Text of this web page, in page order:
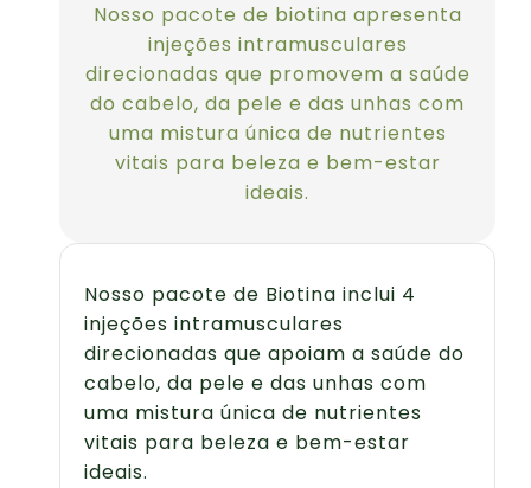
Nosso pacote de biotina apresenta
injeções intramusculares
direcionadas que promovem a saúde
do cabelo, da pele e das unhas com
uma mistura única de nutrientes
vitais para beleza e bem-estar
ideais.
Nosso pacote de Biotina inclui 4
injeções intramusculares
direcionadas que apoiam a saúde do
cabelo, da pele e das unhas com
uma mistura única de nutrientes
vitais para beleza e bem-estar
ideais.